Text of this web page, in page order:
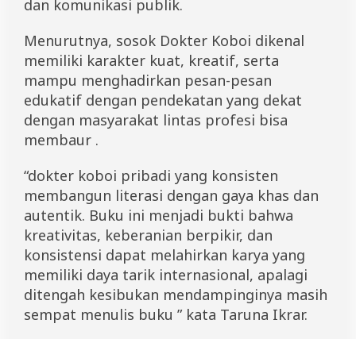
dan komunikasi publik.
Menurutnya, sosok Dokter Koboi dikenal
memiliki karakter kuat, kreatif, serta
mampu menghadirkan pesan-pesan
edukatif dengan pendekatan yang dekat
dengan masyarakat lintas profesi bisa
membaur .
“dokter koboi pribadi yang konsisten
membangun literasi dengan gaya khas dan
autentik. Buku ini menjadi bukti bahwa
kreativitas, keberanian berpikir, dan
konsistensi dapat melahirkan karya yang
memiliki daya tarik internasional, apalagi
ditengah kesibukan mendampinginya masih
sempat menulis buku ” kata Taruna Ikrar.